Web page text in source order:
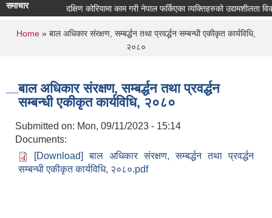
समाचार दक्षिण कोरियामा काम गरी नेपाल फर्किएका व्यक्तिहरुको
You are here
Home » बाल अधिकार संरक्षण, सम्बर्द्धन तथा प्रवर्द्धन सम्बन्धी एकीकृत कार्यविधि,
२०८०
बाल अधिकार संरक्षण, सम्बर्द्धन तथा प्रवर्द्धन
सम्बन्धी एकीकृत कार्यविधि, २०८०
Submitted on: Mon, 09/11/2023 - 15:14
Documents:
[Download] बाल अधिकार संरक्षण, सम्बर्द्धन तथा प्रवर्द्धन
सम्बन्धी एकीकृत कार्यविधि, २०८०.pdf